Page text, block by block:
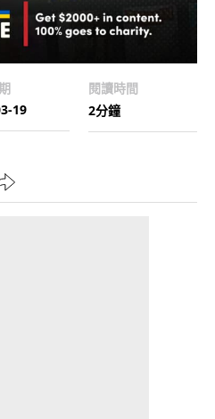
19
閱讀時間
2分鐘